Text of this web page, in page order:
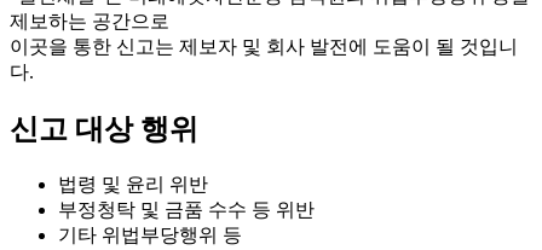
제보하는 공간으로
이곳을 통한 신고는 제보자 및 회사 발전에 도움이 될 것입니
다.
신고 대상 행위
법령 및 윤리 위반
부정청탁 및 금품 수수 등 위반
기타 위법부당행위 등